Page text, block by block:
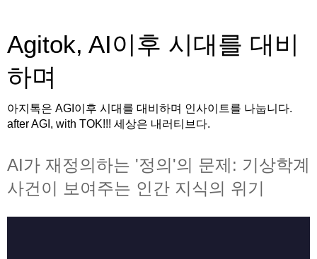
Agitok, AI이후 시대를 대비
하며
아지톡은 AGI이후 시대를 대비하며 인사이트를 나눕니다.
after AGI, with TOK!!! 세상은 내러티브다.
AI가 재정의하는 '정의'의 문제: 기상학계
사건이 보여주는 인간 지식의 위기